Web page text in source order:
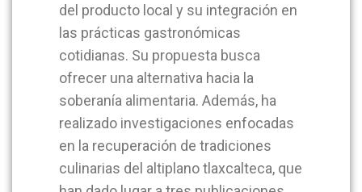
del producto local y su integración en
las prácticas gastronómicas
cotidianas. Su propuesta busca
ofrecer una alternativa hacia la
soberanía alimentaria. Además, ha
realizado investigaciones enfocadas
en la recuperación de tradiciones
culinarias del altiplano tlaxcalteca, que